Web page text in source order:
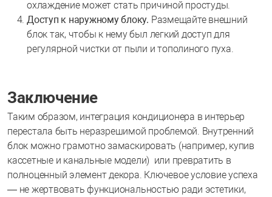
охлаждение может стать причиной простуды.
Доступ к наружному блоку. Размещайте внешний
блок так, чтобы к нему был легкий доступ для
регулярной чистки от пыли и тополиного пуха.
Заключение
Таким образом, интеграция кондиционера в интерьер
перестала быть неразрешимой проблемой. Внутренний
блок можно грамотно замаскировать (например, купив
кассетные и канальные модели) или превратить в
полноценный элемент декора. Ключевое условие успеха
— не жертвовать функциональностью ради эстетики,